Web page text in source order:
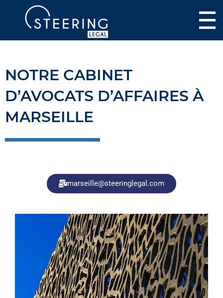
NOTRE CABINET
D’AVOCATS D’AFFAIRES À
MARSEILLE
marseille@steeringlegal.com